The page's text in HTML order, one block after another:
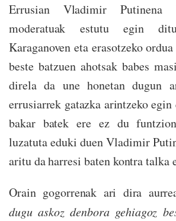
Errusian Vladimir Putinena
moderatuak estutu egin
Karaganoven eta erasotzeko
beste batzuen ahotsak babes
direla da une honetan dugun
errusiarrek gatazka arintzeko
bakar batek ere ez du
luzatuta eduki duen Vladimir
aritu da harresi baten kontra talka
Orain gogorrenak ari dira
dugu askoz denbora gehiagoz